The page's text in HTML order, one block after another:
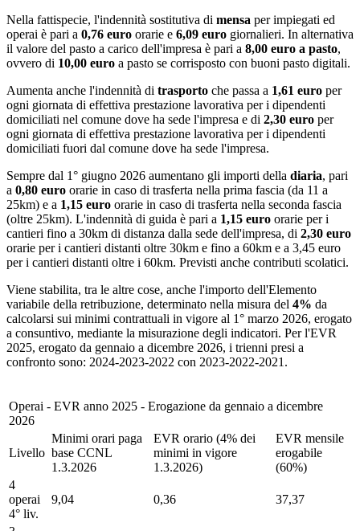
Nella fattispecie, l'indennità sostitutiva di mensa per impiegati ed
operai è pari a 0,76 euro orarie e 6,09 euro giornalieri. In alternativa
il valore del pasto a carico dell'impresa è pari a 8,00 euro a pasto,
ovvero di 10,00 euro a pasto se corrisposto con buoni pasto digitali.
Aumenta anche l'indennità di trasporto che passa a 1,61 euro per
ogni giornata di effettiva prestazione lavorativa per i dipendenti
domiciliati nel comune dove ha sede l'impresa e di 2,30 euro per
ogni giornata di effettiva prestazione lavorativa per i dipendenti
domiciliati fuori dal comune dove ha sede l'impresa.
Sempre dal 1° giugno 2026 aumentano gli importi della diaria, pari
a 0,80 euro orarie in caso di trasferta nella prima fascia (da 11 a
25km) e a 1,15 euro orarie in caso di trasferta nella seconda fascia
(oltre 25km). L'indennità di guida è pari a 1,15 euro orarie per i
cantieri fino a 30km di distanza dalla sede dell'impresa, di 2,30 euro
orarie per i cantieri distanti oltre 30km e fino a 60km e a 3,45 euro
per i cantieri distanti oltre i 60km. Previsti anche contributi scolatici.
Viene stabilita, tra le altre cose, anche l'importo dell'Elemento
variabile della retribuzione, determinato nella misura del 4% da
calcolarsi sui minimi contrattuali in vigore al 1° marzo 2026, erogato
a consuntivo, mediante la misurazione degli indicatori. Per l'EVR
2025, erogato da gennaio a dicembre 2026, i trienni presi a
confronto sono: 2024-2023-2022 con 2023-2022-2021.
Operai - EVR anno 2025 - Erogazione da gennaio a dicembre
2026
Livello
Minimi orari paga
base CCNL
1.3.2026
EVR orario (4% dei
minimi in vigore
1.3.2026)
EVR mensile
erogabile
(60%)
4
operai
4° liv.
9,04 0,36 37,37